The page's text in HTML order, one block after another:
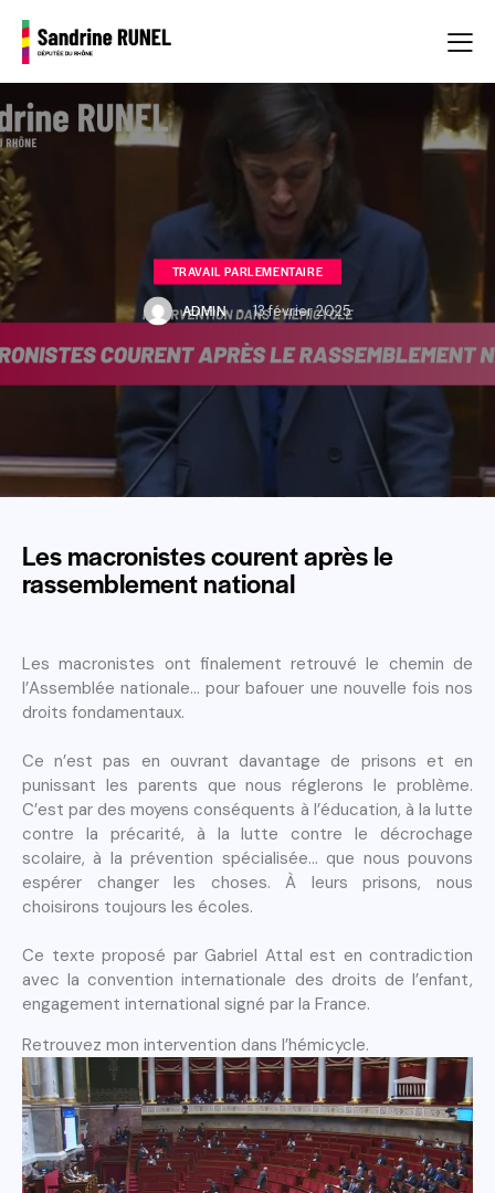
TRAVAIL PARLEMENTAIRE
ADMIN 13 février 2025
Les macronistes courent après le
rassemblement national
Les macronistes ont finalement retrouvé le chemin de
l’Assemblée nationale… pour bafouer une nouvelle fois nos
droits fondamentaux.
Ce n’est pas en ouvrant davantage de prisons et en
punissant les parents que nous réglerons le problème.
C’est par des moyens conséquents à l’éducation, à la lutte
contre la précarité, à la lutte contre le décrochage
scolaire, à la prévention spécialisée… que nous pouvons
espérer changer les choses. À leurs prisons, nous
choisirons toujours les écoles.
Ce texte proposé par Gabriel Attal est en contradiction
avec la convention internationale des droits de l’enfant,
engagement international signé par la France.
Retrouvez mon intervention dans l’hémicycle.